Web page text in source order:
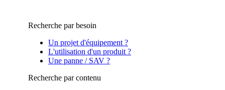
Recherche par besoin
Un projet d'équipement ?
L'utilisation d'un produit ?
Une panne / SAV ?
Recherche par contenu